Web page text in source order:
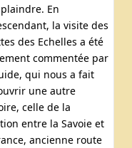
plaindre. En
la visite des
des Echelles a été
commentée par
qui nous a fait
une autre
celle de la
entre la Savoie et
ancienne route